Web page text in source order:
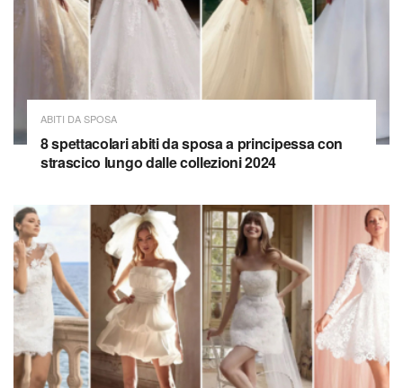
ABITI DA SPOSA
8 spettacolari abiti da sposa a principessa con
strascico lungo dalle collezioni 2024